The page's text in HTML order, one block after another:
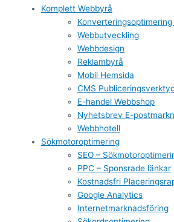
Komplett Webbyrå
Konverteringsoptimering
Webbutveckling
Webbdesign
Reklambyrå
Mobil Hemsida
CMS
E-handel Webbshop
Nyhetsbrev E-
Webbhotell
Sökmotoroptimering
SEO –
PPC – Sponsrade länkar
Kostnadsfri
Google Analytics
Internetmarknadsföring